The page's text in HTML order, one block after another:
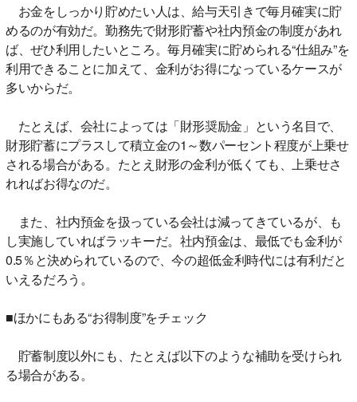
お金をしっかり貯めたい人は、給与天引きで毎月確実に貯
めるのが有効だ。勤務先で財形貯蓄や社内預金の制度があれ
ば、ぜひ利用したいところ。毎月確実に貯められる“仕組み”を
利用できることに加えて、金利がお得になっているケースが
多いからだ。
たとえば、会社によっては「財形奨励金」という名目で、
財形貯蓄にプラスして積立金の1～数パーセント程度が上乗せ
される場合がある。たとえ財形の金利が低くても、上乗せさ
れればお得なのだ。
また、社内預金を扱っている会社は減ってきているが、も
し実施していればラッキーだ。社内預金は、最低でも金利が
0.5％と決められているので、今の超低金利時代には有利だと
いえるだろう。
■ほかにもある“お得制度”をチェック
貯蓄制度以外にも、たとえば以下のような補助を受けられ
る場合がある。